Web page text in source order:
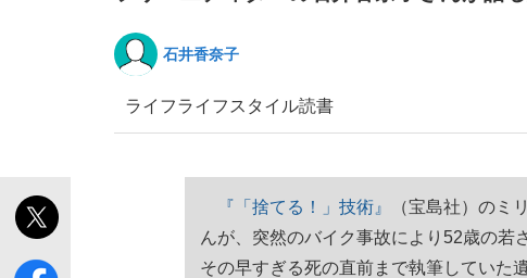
石井香奈子
ライフライフスタイル読書
『「捨てる！」技術』
（宝島社）のミ
んが、突然のバイク事故により52歳の若
その早すぎる死の直前まで執筆していた